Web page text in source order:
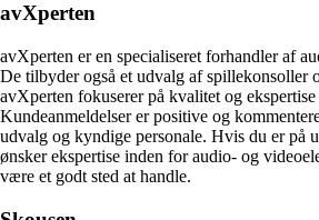
avXperten
avXperten er en specialiseret forhandler af
De tilbyder også et udvalg af spillekonsoller
avXperten fokuserer på kvalitet og
Kundeanmeldelser er positive og
udvalg og kyndige personale. Hvis du er på
ønsker ekspertise inden for audio- og
være et godt sted at handle.